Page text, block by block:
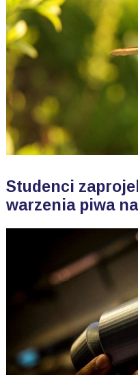
Studenci
warzenia piwa